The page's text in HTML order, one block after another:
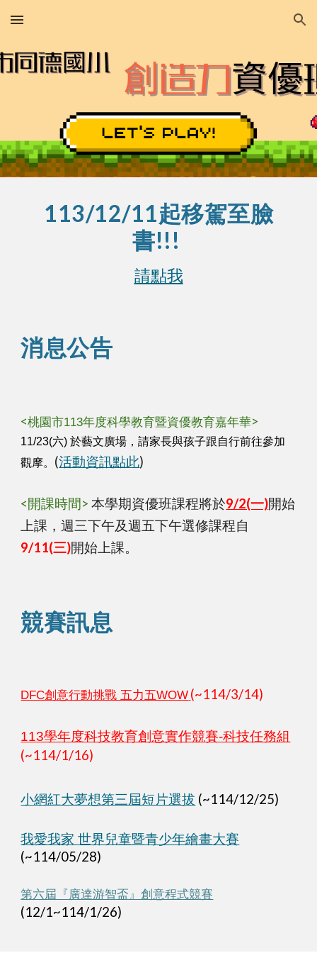
Skip to main content Skip to navigation
113/12/11起移駕至臉
書!!!
請點我
消息公告
<桃園市113年度科學教育暨資優教育嘉年華>
11/23(六) 於藝文廣場，請家長與孩子跟自行前往參加
觀摩。 (活動資訊點此)
<開課時間> 本學期資優班課程將於9/2(一)開始
上課，週三下午及週五下午選修課程自
9/11(三)開始上課。
競賽訊息
DFC創意行動挑戰 五力五WOW (~114/3/14)
113學年度科技教育創意實作競賽-科技任務組
(~114/1/16)
小網紅大夢想第三屆短片選拔 (~114/12/25)
我愛我家 世界兒童暨青少年繪畫大賽
(~114/05/28)
第六屆『廣達游智盃』創意程式競賽
(12/1~114/1/26)